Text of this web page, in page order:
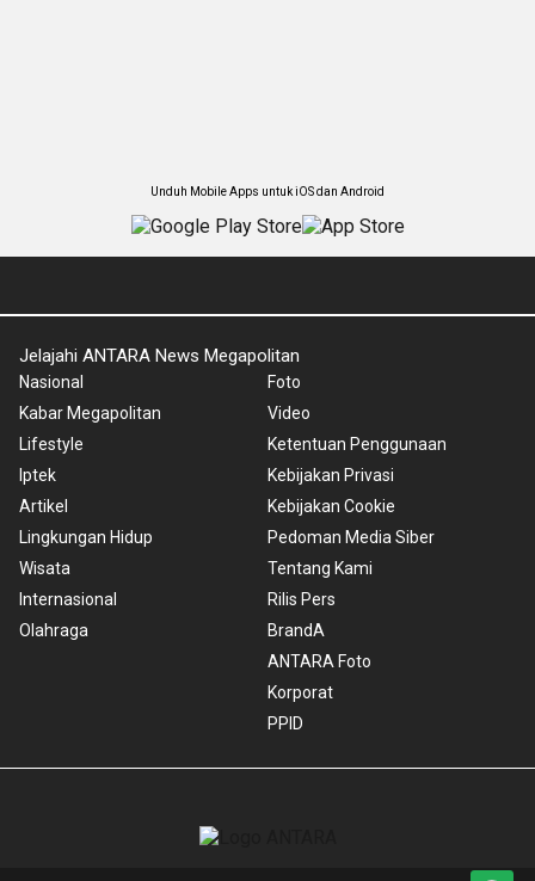
Unduh Mobile Apps untuk iOS dan Android
Jelajahi ANTARA News Megapolitan
Nasional
Kabar Megapolitan
Lifestyle
Iptek
Artikel
Lingkungan Hidup
Wisata
Internasional
Olahraga
Foto
Video
Ketentuan Penggunaan
Kebijakan Privasi
Kebijakan Cookie
Pedoman Media Siber
Tentang Kami
Rilis Pers
BrandA
ANTARA Foto
Korporat
PPID